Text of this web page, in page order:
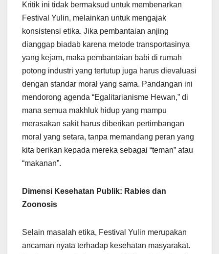
Kritik ini tidak bermaksud untuk membenarkan
Festival Yulin, melainkan untuk mengajak
konsistensi etika. Jika pembantaian anjing
dianggap biadab karena metode transportasinya
yang kejam, maka pembantaian babi di rumah
potong industri yang tertutup juga harus dievaluasi
dengan standar moral yang sama. Pandangan ini
mendorong agenda “Egalitarianisme Hewan,” di
mana semua makhluk hidup yang mampu
merasakan sakit harus diberikan pertimbangan
moral yang setara, tanpa memandang peran yang
kita berikan kepada mereka sebagai “teman” atau
“makanan”.
Dimensi Kesehatan Publik: Rabies dan
Zoonosis
Selain masalah etika, Festival Yulin merupakan
ancaman nyata terhadap kesehatan masyarakat.